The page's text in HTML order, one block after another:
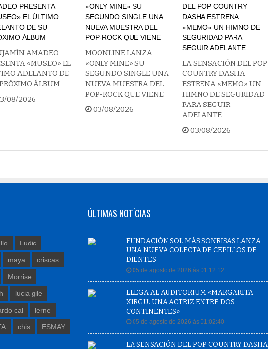
AMADEO
«MUSEO» EL
ADELANTO DE
ÁLBUM
08/2026
MOONLINE LANZA
«ONLY MINE» SU
SEGUNDO SINGLE UNA
NUEVA MUESTRA DEL
POP-ROCK QUE VIENE
03/08/2026
LA SENSACIÓN DEL POP
COUNTRY DASHA
ESTRENA «MEMO» UN
HIMNO DE SEGURIDAD
PARA SEGUIR
ADELANTE
03/08/2026
Ludic
maya criscas
Morrise
lucia gile
cal lerne
chis ESMAY
ÚLTIMAS NOTÍCIAS
FUNDACIÓN SOL MÁS SONRISAS LANZA
UNA NUEVA COLECTA DE CEPILLOS DE
DIENTES
05 de agosto de 2026 às 01:12:12
LLEGA AL AUDITORIUM «MARGARITA
XIRGU. UNA ACTRIZ ENTRE DOS
CONTINENTES»
05 de agosto de 2026 às 01:02:40
LA SENSACIÓN DEL POP COUNTRY DASHA